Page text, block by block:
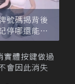
號碼揭背後
停哪還能幫
體按鍵做過
會因此消失